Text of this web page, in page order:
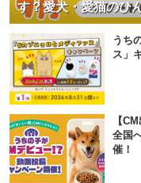
す？愛犬・愛猫のひ
うち
ス」
【
全国
催！